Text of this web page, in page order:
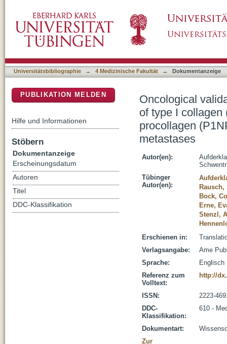
and peptides n-terminal propeptide of type
and bone metastases
Universitätsbibliographie → 4 Medizinische Fakultät → Dokumentanzeige
Oncological
of type I collagen
procollagen
metastases
Autor(en):
Tübinger
Autor(en):
Rausch,
Bock,
Erne,
Stenzl,
Erschienen in:
Verlagsangabe:
Ame
Sprache:
Englisch
Referenz zum
Volltext:
http://
ISSN:
2223-
DDC-
Klassifikation:
610 -
Dokumentart:
Zur
PUBLIKATION MELDEN
Hilfe und Informationen
Stöbern
Dokumentanzeige
Erscheinungsdatum
Autoren
Titel
DDC-Klassifikation